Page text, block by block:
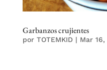
Garbanzos crujientes
por TOTEMKID| Mar